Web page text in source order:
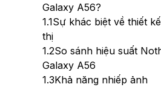
Galaxy A56?
1.1Sự khác biệt về thiết
thị
1.2So sánh hiệu suất
Galaxy A56
1.3Khả năng nhiếp ảnh